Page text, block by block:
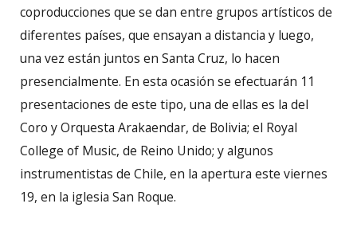
coproducciones que se dan entre grupos artísticos de
diferentes países, que ensayan a distancia y luego,
una vez están juntos en Santa Cruz, lo hacen
presencialmente. En esta ocasión se efectuarán 11
presentaciones de este tipo, una de ellas es la del
Coro y Orquesta Arakaendar, de Bolivia; el Royal
College of Music, de Reino Unido; y algunos
instrumentistas de Chile, en la apertura este viernes
19, en la iglesia San Roque.